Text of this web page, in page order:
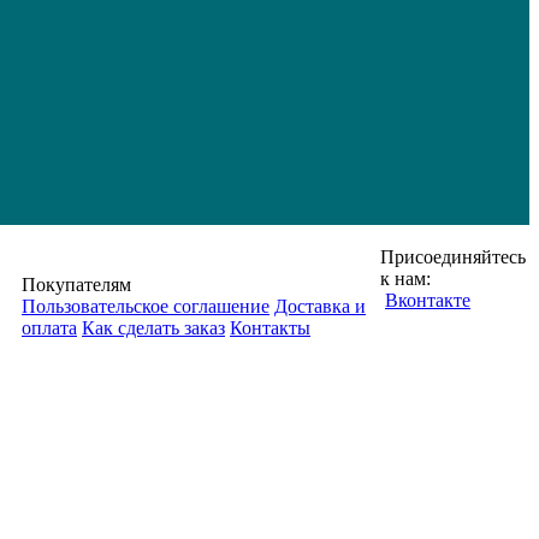
Покупателям
Пользовательское соглашение Доставка и
оплата Как сделать заказ Контакты
Присоединяйтесь
к нам:
Вконтакте